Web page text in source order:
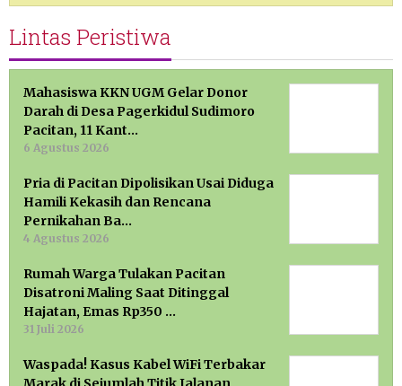
Lintas Peristiwa
Mahasiswa KKN UGM Gelar Donor
Darah di Desa Pagerkidul Sudimoro
Pacitan, 11 Kant…
6 Agustus 2026
Pria di Pacitan Dipolisikan Usai Diduga
Hamili Kekasih dan Rencana
Pernikahan Ba…
4 Agustus 2026
Rumah Warga Tulakan Pacitan
Disatroni Maling Saat Ditinggal
Hajatan, Emas Rp350 …
31 Juli 2026
Waspada! Kasus Kabel WiFi Terbakar